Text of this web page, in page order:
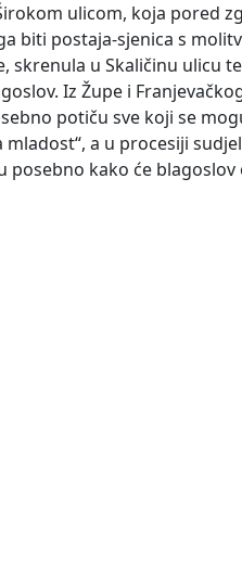
ulicom, koja pored
biti postaja-sjenica s
skrenula u Skaličinu ulicu
Iz Župe i
potiču sve koji se
mladost“, a u procesiji
kako će